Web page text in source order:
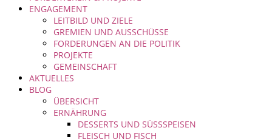
ENGAGEMENT
LEITBILD UND ZIELE
GREMIEN UND AUSSCHÜSSE
FORDERUNGEN AN DIE POLITIK
PROJEKTE
GEMEINSCHAFT
AKTUELLES
BLOG
ÜBERSICHT
ERNÄHRUNG
DESSERTS UND SÜSSSPEISEN
FLEISCH UND FISCH